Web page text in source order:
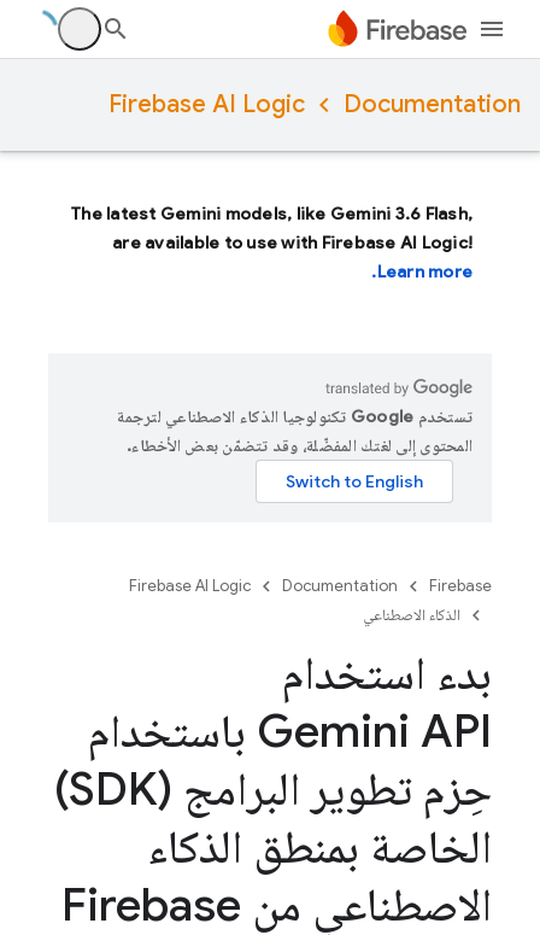
Documentation
Firebase AI Logic
The latest Gemini models, like Gemini 3.6 Flash,
are available to use with Firebase AI Logic!
Learn more.
تستخدم Google تكنولوجيا الذكاء الاصطناعي لترجمة
المحتوى إلى لغتك المفضّلة، وقد تتضمّن بعض الأخطاء.
Firebase
Documentation
Firebase AI Logic
الذكاء الاصطناعي
بدء استخدام
Gemini API باستخدام
حِزم تطوير البرامج (SDK)
الخاصة بمنطق الذكاء
الاصطناعي من Firebase